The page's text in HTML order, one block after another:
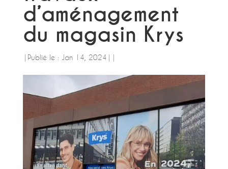
d’aménagement
du magasin Krys
| Publié le : Jan 14, 2024 | |